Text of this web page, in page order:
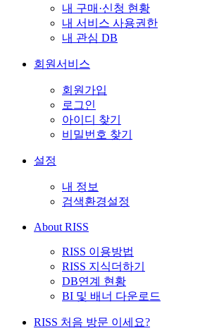
내 구매·신청 현황
내 서비스 사용권한
내 관심 DB
회원서비스
회원가입
로그인
아이디 찾기
비밀번호 찾기
설정
내 정보
검색환경설정
About RISS
RISS 이용방법
RISS 지식더하기
DB연계 현황
BI 및 배너 다운로드
RISS 처음 방문 이세요?